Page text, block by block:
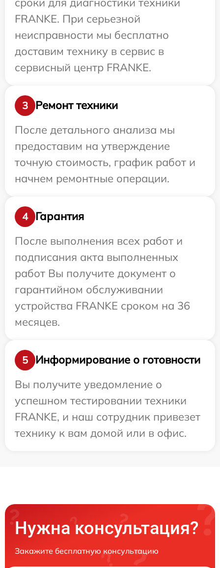
FRANKE. При серьезной
неисправности мы бесплатно
доставим технику в сервис в
сервисный центр FRANKE.
3
Ремонт техники
После детального анализа мы
предоставим на утверждение
точную стоимость, график работ и
начнем ремонтные операции.
4
Гарантия
После выполнения всех работ и
подписания акта выполненных
работ Вы получите документ о
гарантийном обслуживании
устройства FRANKE сроком на 36
месяцев.
5
Информирование о готовности
Вы получите уведомление о
успешном тестировании техники
FRANKE, и наш сотрудник привезет
технику к вам домой или в офис.
Нужна консультация?
Закажите бесплатную консультацию